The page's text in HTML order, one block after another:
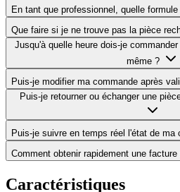
En tant que professionnel, quelle
Que faire si je ne trouve pas la pièce
Jusqu'à quelle heure dois-je
même ?
Puis-je modifier ma commande après
Puis-je retourner ou échanger une
Puis-je suivre en temps réel l'état de ma
Comment obtenir rapidement une
Caractéristiques